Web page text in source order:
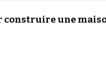
construire une